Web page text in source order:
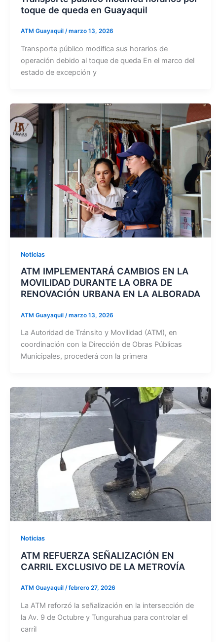
toque de queda en Guayaquil
ATM Guayaquil /marzo 13, 2026
Transporte público modifica sus horarios de
operación debido al toque de queda En el marco del
estado de excepción y
Noticias
ATM IMPLEMENTARÁ CAMBIOS EN LA
MOVILIDAD DURANTE LA OBRA DE
RENOVACIÓN URBANA EN LA ALBORADA
ATM Guayaquil /marzo 13, 2026
La Autoridad de Tránsito y Movilidad (ATM), en
coordinación con la Dirección de Obras Públicas
Municipales, procederá con la primera
Noticias
ATM REFUERZA SEÑALIZACIÓN EN
CARRIL EXCLUSIVO DE LA METROVÍA
ATM Guayaquil /febrero 27, 2026
La ATM reforzó la señalización en la intersección de
la Av. 9 de Octubre y Tungurahua para controlar el
carril